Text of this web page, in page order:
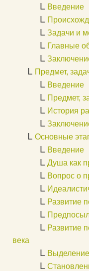
L Введение
L
L Задачи и
L Главные
L
L Предмет,
L Введение
L Предмет,
L История
L
L Основные
L Введение
L Душа как
L Вопрос о
L
L Развитие
L
L Развитие
века
L Выделение
L